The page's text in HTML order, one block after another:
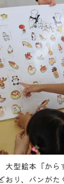
大型絵本『か
おり、パンが